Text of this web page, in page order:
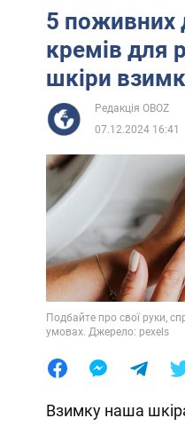
5 поживних
кремів для
шкіри
Редакція OBOZ
07.12.2024 16:41
Подбайте про свої руки,
умовах. Джерело: pexels
Взимку наша